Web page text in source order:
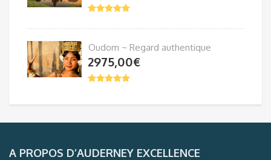
Oudom ~ Regard authentique
2975,00€
A PROPOS D’AUDERNEY EXCELLENCE